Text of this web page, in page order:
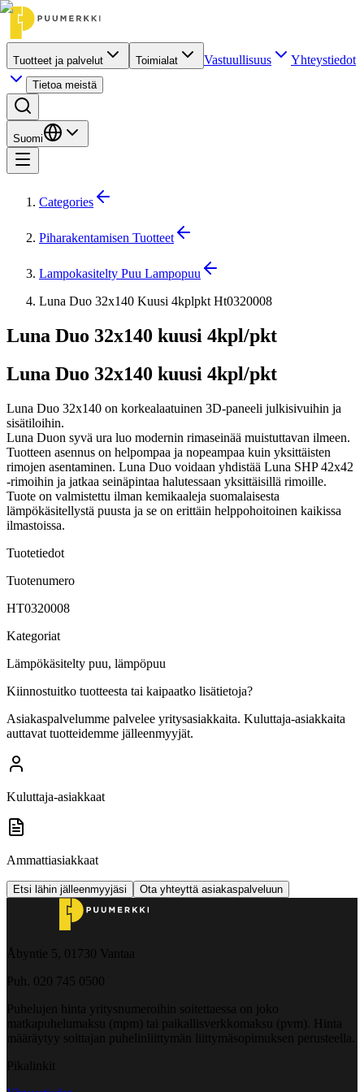
Tuotteet ja palvelut Toimialat Vastuullisuus Yhteystiedot
Tietoa meistä
Suomi
Categories
Piharakentamisen Tuotteet
Lampokasitelty Puu Lampopuu
Luna Duo 32x140 Kuusi 4kplpkt Ht0320008
Luna Duo 32x140 kuusi 4kpl/pkt
Luna Duo 32x140 kuusi 4kpl/pkt
Luna Duo 32x140 on korkealaatuinen 3D-paneeli julkisivuihin ja
sisätiloihin.
Luna Duon syvä ura luo modernin rimaseinää muistuttavan ilmeen.
Tuotteen asennus on helpompaa ja nopeampaa kuin yksittäisten
rimojen asentaminen. Luna Duo voidaan yhdistää Luna SHP 42x42
-rimoihin ja jatkaa seinäpintaa halutessaan yksittäisillä rimoille.
Tuote on valmistettu ilman kemikaaleja suomalaisesta
lämpökäsitellystä puusta ja se on erittäin helppohoitoinen kaikissa
ilmastoissa.
Tuotetiedot
Tuotenumero
HT0320008
Kategoriat
Lämpökäsitelty puu, lämpöpuu
Kiinnostuitko tuotteesta tai kaipaatko lisätietoja?
Asiakaspalvelumme palvelee yritysasiakkaita. Kuluttaja-asiakkaita
auttavat tuotteidemme jälleenmyyjät.
Kuluttaja-asiakkaat
Ammattiasiakkaat
Etsi lähin jälleenmyyjäsi Ota yhteyttä asiakaspalveluun
Åbyntie 5, 01730 Vantaa
Puh. 020 745 0500
Puhelujen hinta yritysnumeroihin soitettaessa on joko
matkapuhelumaksu (mpm) tai paikallisverkkomaksu (pvm). Hinta
määräytyy soittajan puhelinliittymän liittymäsopimuksen perusteella.
Pikalinkit